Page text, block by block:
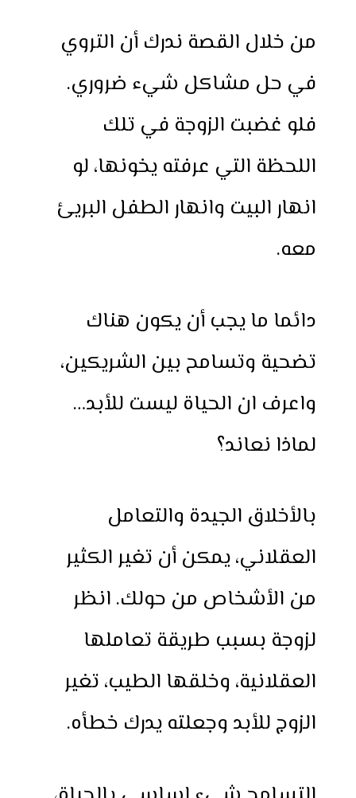
من خلال القصة ندرك أن التروي
في حل مشاكل شيء ضروري.
فلو غضبت الزوجة في تلك
اللحظة التي عرفته يخونها، لو
انهار البيت وانهار الطفل البريئ
معه.
دائما ما يجب أن يكون هناك
تضحية وتسامح بين الشريكين،
واعرف ان الحياة ليست للأبد…
لماذا نعاند؟
بالأخلاق الجيدة والتعامل
العقلاني، يمكن أن تغير الكثير
من الأشخاص من حولك. انظر
لزوجة بسبب طريقة تعاملها
العقلانية، وخلقها الطيب، تغير
الزوج للأبد وجعلته يدرك خطأه.